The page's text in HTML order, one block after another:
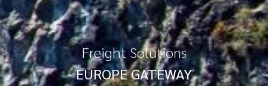
Freight Solutions
EUROPE GATEWAY